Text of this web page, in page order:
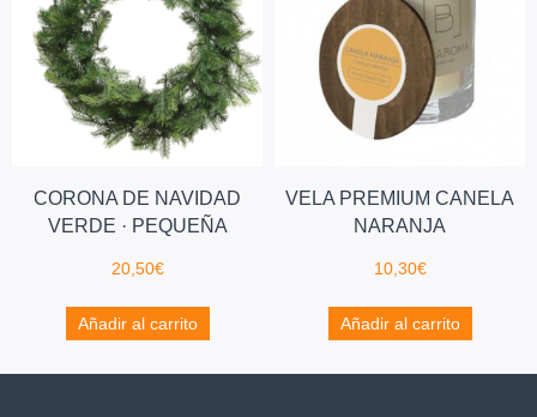
CORONA DE NAVIDAD
VERDE · PEQUEÑA
20,50€
Añadir al carrito
VELA PREMIUM CANELA
NARANJA
10,30€
Añadir al carrito